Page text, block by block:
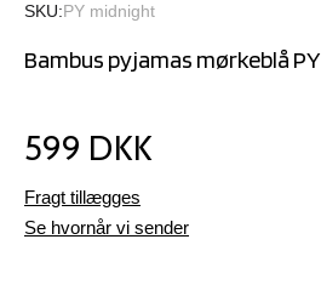
SKU PY midnight
Bambus pyjamas mørkeblå PY
599 DKK
Fragt tillægges
Se hvornår vi sender